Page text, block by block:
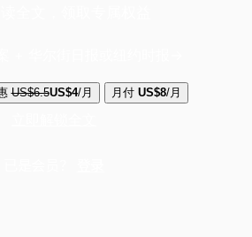
US$6.5US$4/月 月付 US$8/月